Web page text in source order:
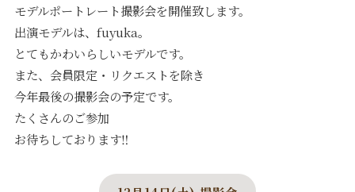
モデルポートレート撮影会を開催致します。
出演モデルは、fuyuka。
とてもかわいらしいモデルです。
また、会員限定・リクエストを除き
今年最後の撮影会の予定です。
たくさんのご参加
お待ちしております‼️